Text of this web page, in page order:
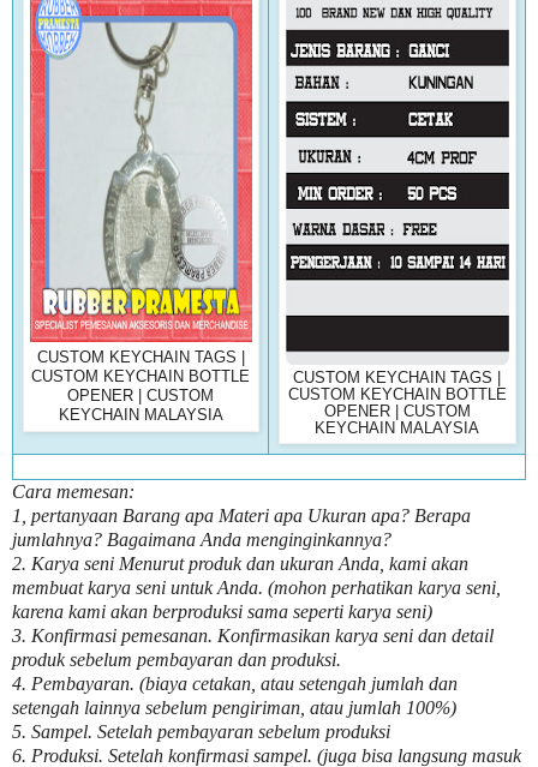
CUSTOM KEYCHAIN TAGS |
CUSTOM KEYCHAIN BOTTLE
OPENER | CUSTOM
KEYCHAIN MALAYSIA
CUSTOM KEYCHAIN TAGS |
CUSTOM KEYCHAIN BOTTLE
OPENER | CUSTOM
KEYCHAIN MALAYSIA
Cara memesan:
1, pertanyaan Barang apa Materi apa Ukuran apa? Berapa
jumlahnya? Bagaimana Anda menginginkannya?
2. Karya seni Menurut produk dan ukuran Anda, kami akan
membuat karya seni untuk Anda. (mohon perhatikan karya seni,
karena kami akan berproduksi sama seperti karya seni)
3. Konfirmasi pemesanan. Konfirmasikan karya seni dan detail
produk sebelum pembayaran dan produksi.
4. Pembayaran. (biaya cetakan, atau setengah jumlah dan
setengah lainnya sebelum pengiriman, atau jumlah 100%)
5. Sampel. Setelah pembayaran sebelum produksi
6. Produksi. Setelah konfirmasi sampel. (juga bisa langsung masuk